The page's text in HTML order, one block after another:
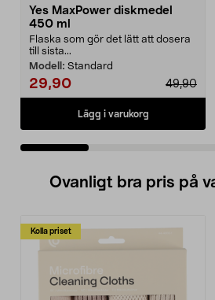
Yes MaxPower diskmedel
450 ml
Flaska som gör det lätt att dosera
till sista...
Modell: Standard
29,90 49,90
Lägg i varukorg
Ovanligt bra pris på
Kolla priset